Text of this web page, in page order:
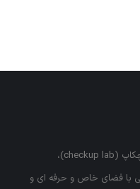
آزمایشگاه تشخیصی پزشکی و تخصصی چکاپ (checkup lab)،
با فضای خاص و حرفه ای و